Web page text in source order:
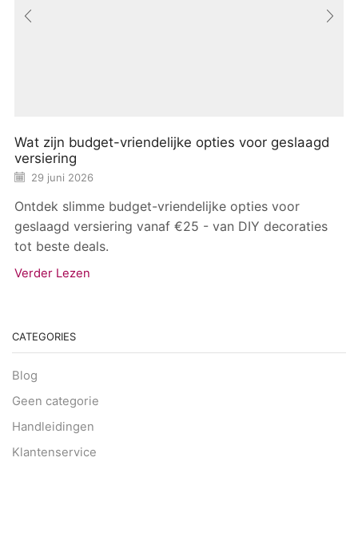
Wat zijn budget-vriendelijke opties voor geslaagd
versiering
29 juni 2026
Ontdek slimme budget-vriendelijke opties voor
geslaagd versiering vanaf €25 - van DIY decoraties
tot beste deals.
Verder Lezen
CATEGORIES
Blog
Geen categorie
Handleidingen
Klantenservice